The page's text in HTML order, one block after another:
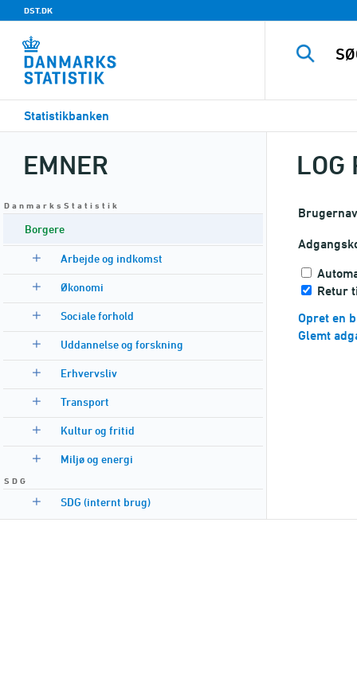
DST.DK
Statistikbanken
EMNER
D a n m a r k s S t a t i s t i k
Borgere
Arbejde og indkomst
Økonomi
Sociale forhold
Uddannelse og forskning
Erhvervsliv
Transport
Kultur og fritid
Miljø og energi
S D G
SDG (internt brug)
LOG
Retur
Opret en
Glemt